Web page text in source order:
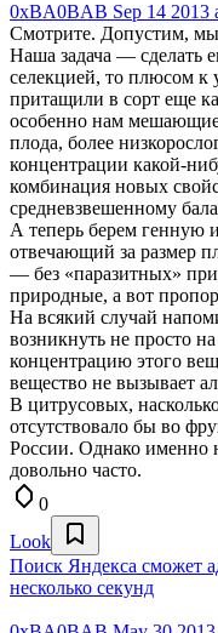
0xBA0BAB Sep 14 2013
Смотрите. Допустим,
Наша задача — сделать
селекцией, то плюсом к
притащили в сорт еще
особенно нам мешающие
плода, более
концентрации какой-
комбинация новых
средневзвешенному
А теперь берем генную
отвечающий за размер
— без «паразитных»
природные, а вот
На всякий случай
возникнуть не просто
концентрацию этого
вещество не вызывает
В цитрусовых,
отсутствовало бы во
России. Однако именно
довольно часто.
0
Look
Поиск Яндекса сможет
несколько секунд